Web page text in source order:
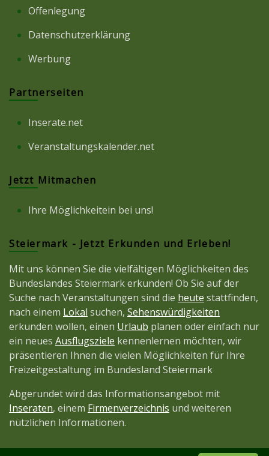
Offenlegung
Datenschutzerklärung
Werbung
Partnerseiten
Inserate.net
Veranstaltungskalender.net
Jetzt Mitmachen
Ihre Möglichkeitein bei uns!
Steiermark - Jetzt Erkunden und Erleben!
Mit uns können Sie die vielfältigen Möglichkeiten des
Bundeslandes Steiermark erkunden! Ob Sie auf der
Suche nach Veranstaltungen sind die heute stattfinden,
nach einem Lokal suchen, Sehenswürdigkeiten
erkunden wollen, einen Urlaub planen oder einfach nur
ein neues Ausflugsziele kennenlernen möchten, wir
präsentieren Ihnen die vielen Möglichkeiten für Ihre
Freizeitgestaltung im Bundesland Steiermark
Abgerundet wird das Informationsangebot mit
Inseraten, einem Firmenverzeichnis und weiteren
nützlichen Informationen.